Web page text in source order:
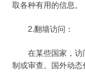
取各种有用的信息。
2.翻墙访问：
在某些国家，访
制或审查。国外动